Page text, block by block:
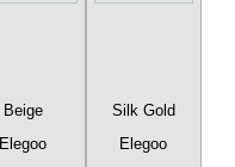
Beige
Elegoo
Silk Gold
Elegoo